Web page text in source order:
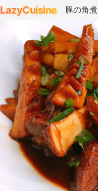
LazyCuisine 豚の角煮